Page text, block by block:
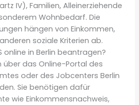
IV), Familien, Alleinerziehende
Wohnbedarf. Die
hängen von Einkommen,
soziale Kriterien ab.
online in Berlin beantragen?
über das Online-Portal des
oder des Jobcenters Berlin
Sie benötigen dafür
wie Einkommensnachweis,